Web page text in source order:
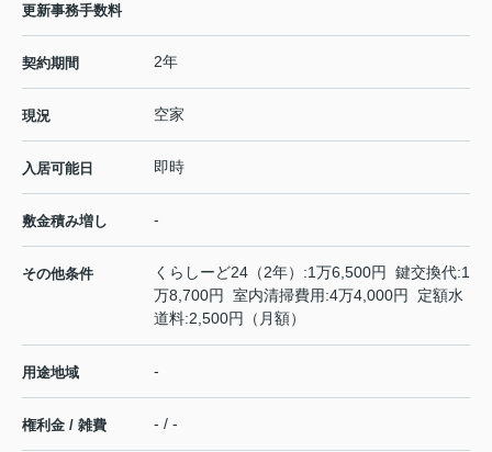
更新事務手数料
契約期間 2年
現況 空家
入居可能日 即時
敷金積み増し -
その他条件
くらしーど24（2年）:1万6,500円 鍵交換代:1
万8,700円 室内清掃費用:4万4,000円 定額水
道料:2,500円（月額）
用途地域 -
権利金 / 雑費 - / -